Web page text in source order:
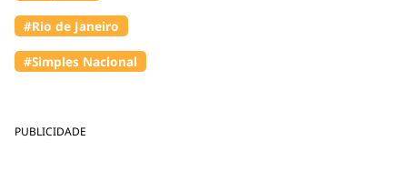
PUBLICIDADE
#Rio de Janeiro
#Simples Nacional